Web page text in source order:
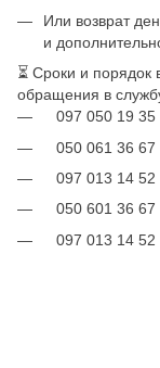
Или возврат
и
⏳ Сроки и порядок
обращения в
097 050 19
050 061 36 67
097 013 14 52
050 601 36
097 013 14 52